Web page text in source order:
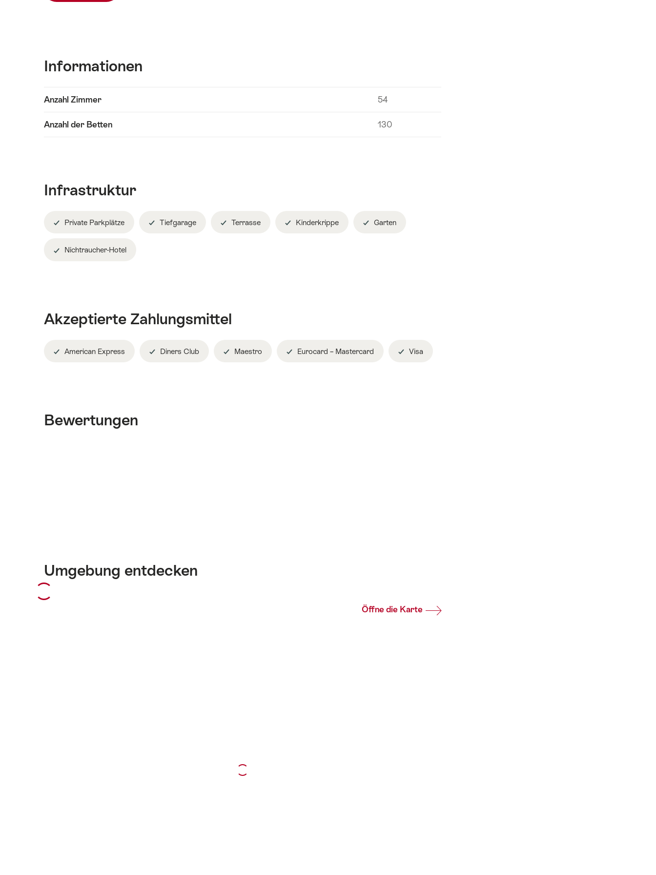
Informationen
Informationen
anzeigen
Anzahl Zimmer 54
Anzahl der Betten 130
Infrastruktur
Private Parkplätze Tiefgarage Terrasse Kinderkrippe Garten
Nichtraucher-Hotel
Akzeptierte Zahlungsmittel
American Express Diners Club Maestro Eurocard – Mastercard Visa
Bewertungen
Umgebung entdecken
Öffne die Karte